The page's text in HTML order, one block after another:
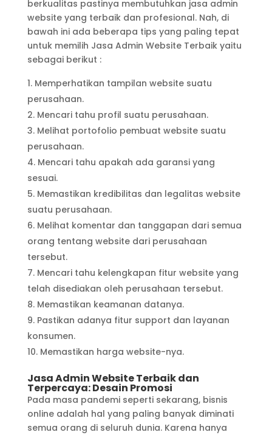
berkualitas pastinya membutuhkan jasa admin
website yang terbaik dan profesional. Nah, di
bawah ini ada beberapa tips yang paling tepat
untuk memilih Jasa Admin Website Terbaik yaitu
sebagai berikut :
Memperhatikan tampilan website suatu
perusahaan.
Mencari tahu profil suatu perusahaan.
Melihat portofolio pembuat website suatu
perusahaan.
Mencari tahu apakah ada garansi yang
sesuai.
Memastikan kredibilitas dan legalitas website
suatu perusahaan.
Melihat komentar dan tanggapan dari semua
orang tentang website dari perusahaan
tersebut.
Mencari tahu kelengkapan fitur website yang
telah disediakan oleh perusahaan tersebut.
Memastikan keamanan datanya.
Pastikan adanya fitur support dan layanan
konsumen.
Memastikan harga website-nya.
Jasa Admin Website Terbaik dan
Terpercaya: Desain Promosi
Pada masa pandemi seperti sekarang, bisnis
online adalah hal yang paling banyak diminati
semua orang di seluruh dunia. Karena hanya